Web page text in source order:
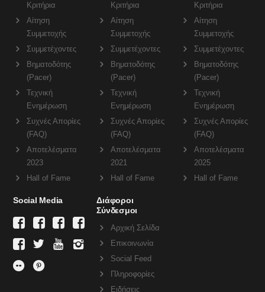
Κριτήρια
Αίτηση
Συμμετοχής
Συμμετέχοντες
Βηματοδότης
(Pacer)
Τεχνική
Ενημέρωση
Συχνές Απορίες
(FAQ)
Αποτελέσματα
2023
Hall of Fame
Κριτήρια
Αίτηση
Συμμετοχής
Συμμετέχοντες
Βηματοδότης
(Pacer)
Τεχνική
Ενημέρωση
Συχνές Απορίες
(FAQ)
Αποτελέσματα
2021
Hall of Fame
Κριτήρια
Αίτηση
Συμμετοχής
Συμμετέχοντες
Βηματοδότης
(Pacer)
Τεχνική
Ενημέρωση
Συχνές Απορίες
(FAQ)
Αποτελέσματα
2025
Hall of Fame
Social Media
Διάφοροι
Σύνδεσμοι
Αρχική Σελίδα
Επικοινωνία
Social Feed
Πληροφορίες
Ειδήσεις